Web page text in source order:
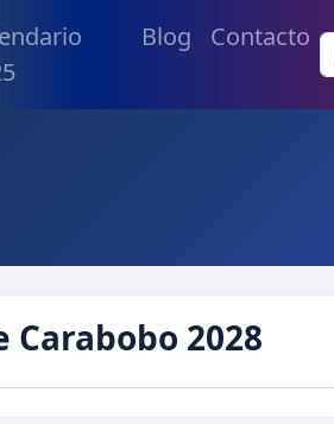
Blog Contacto
Carabobo 2028